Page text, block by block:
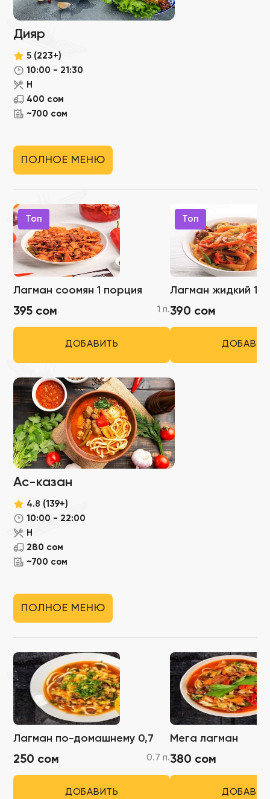
Дияр
5 (223+)
10:00 - 21:30
Н
400 сом
~700 сом
ПОЛНОЕ МЕНЮ
Топ
Лагман соомян 1 порция
395 сом 1 п.
ДОБАВИТЬ
Топ
Лагман жидкий 1
390 сом
Ас-казан
4.8 (139+)
10:00 - 22:00
Н
280 сом
~700 сом
ПОЛНОЕ МЕНЮ
Лагман по-домашнему 0,7
250 сом 0.7 п.
ДОБАВИТЬ
Мега лагман
380 сом